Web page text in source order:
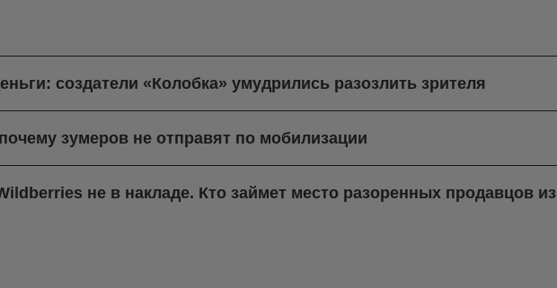
создатели «Колобка» умудрились разозлить зрителя
зумеров не отправят по мобилизации
не в накладе. Кто займет место разоренных продавцов из